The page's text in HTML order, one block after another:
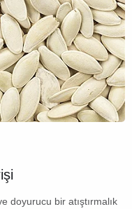
doyurucu bir atıştırmalık